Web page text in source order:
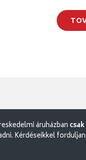
áruházban
Kérdéseikkel